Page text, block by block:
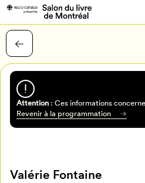
Attention: Ces informations
Revenir à la programmation
Valérie Fontaine